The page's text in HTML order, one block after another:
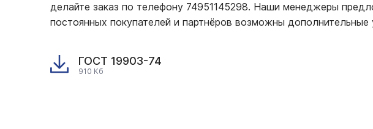
делайте заказ по телефону 74951145298. Наши менеджеры
постоянных покупателей и партнёров возможны дополнительные
ГОСТ 19903-74
910 Кб